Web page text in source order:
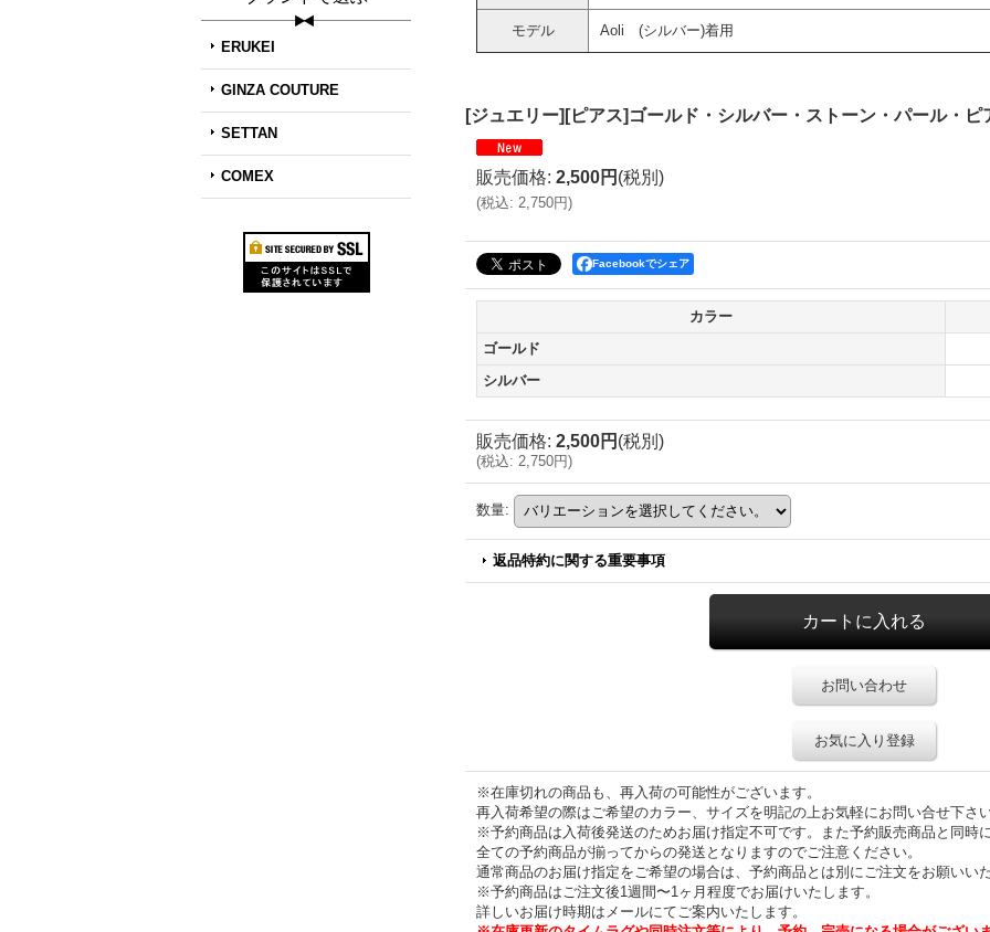
ERUKEI
GINZA COUTURE
SETTAN
COMEX
モデル Aoli (シルバー)着用
[ジュエリー][ピアス]ゴールド・シルバー・ストーン・パール・ピ
販売価格: 2,500円 (税別)
(税込: 2,750円)
Facebookでシェア
カラー
ゴールド
シルバー
販売価格: 2,500円 (税別)
(税込: 2,750円)
数量:
返品特約に関する重要事項
お問い合わせ
お気に入り登録
※在庫切れの商品も、再入荷の可能性がございます。
再入荷希望の際はご希望のカラー、サイズを明記の上お気軽にお問い合せ下さい
※予約商品は入荷後発送のためお届け指定不可です。また予約販売商品と同時
全ての予約商品が揃ってからの発送となりますのでご注意ください。
通常商品のお届け指定をご希望の場合は、予約商品とは別にご注文をお願いいた
※予約商品はご注文後1週間〜1ヶ月程度でお届けいたします。
詳しいお届け時期はメールにてご案内いたします。